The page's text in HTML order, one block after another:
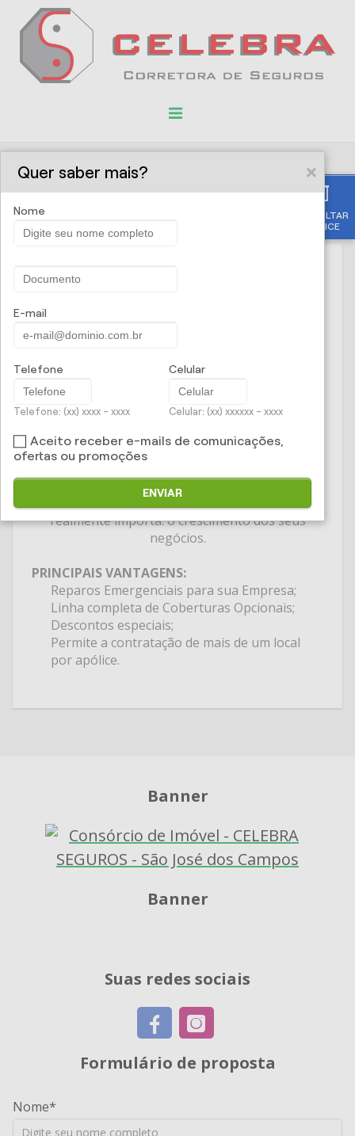
CONSULTAR
APÓLICE
CELEBRA SEGUROS -
Seguros Empresariais
OSeguro Empresarialcuida do seu patrimônio
Um seguro que oferece cobertura contra
incêndio, fumaça e explosão, entre outras
coberturas opcionais. Tudo para oferecer mais
proteção para seu estabelecimento comercial,
industrial ou de prestação de serviços.
Com o Seguro Empresa, você terá muito mais
tempo e segurança para pensar no que
realmente importa: o crescimento dos seus
negócios.
PRINCIPAIS VANTAGENS:
Reparos Emergenciais para sua Empresa;
Linha completa de Coberturas Opcionais;
Descontos especiais;
Permite a contratação de mais de um local
por apólice.
Banner
Banner
Suas redes sociais
Formulário de proposta
Nome
Quer saber mais?
Nome
E-mail
Telefone
Telefone: (xx) xxxx - xxxx
Celular
Celular: (xx) xxxxxx - xxxx
Aceito receber e-mails de comunicações,
ofertas ou promoções
ENVIAR